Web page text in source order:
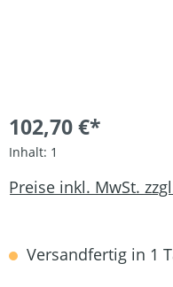
102,70 €*
Inhalt: 1
Preise inkl. MwSt.
Versandfertig in 1